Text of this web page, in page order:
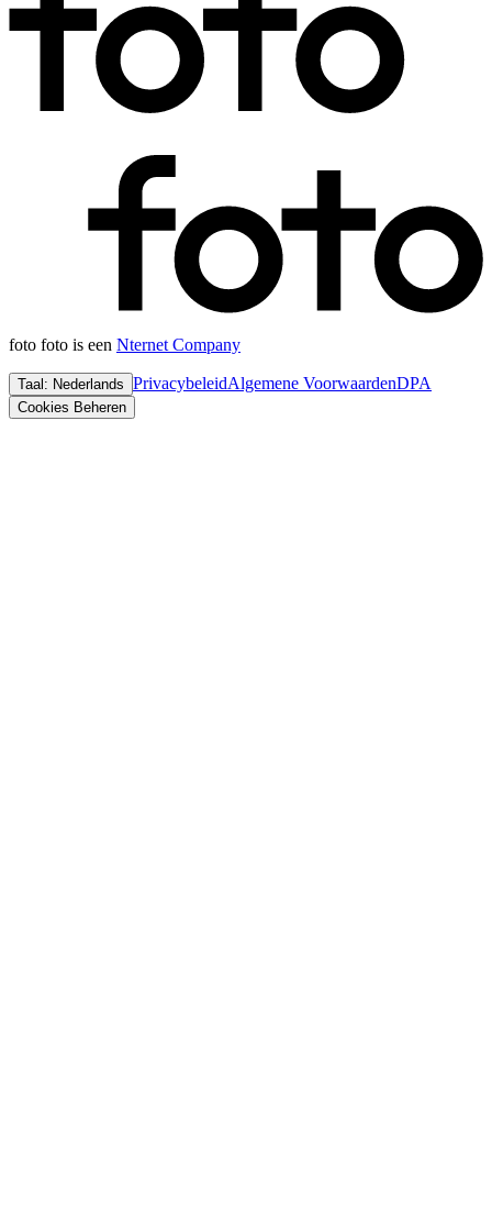
foto foto is een Nternet Company
Taal : Nederlands PrivacybeleidAlgemene VoorwaardenDPA
Cookies Beheren